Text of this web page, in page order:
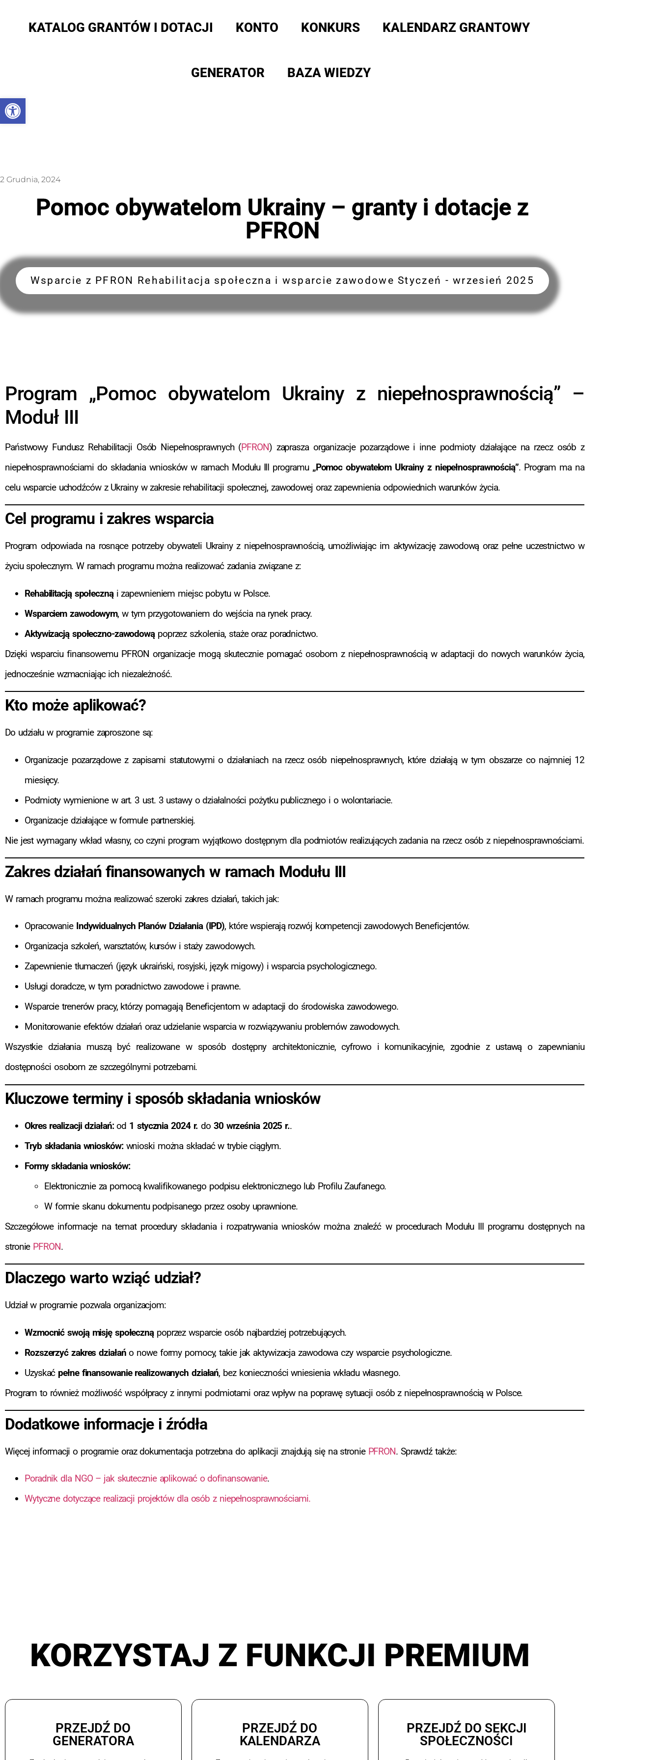
Otwórz pasek narzędzi
KATALOG GRANTÓW I DOTACJI KONTO KONKURS KALENDARZ GRANTOWY
GENERATOR BAZA WIEDZY
2 Grudnia, 2024
Pomoc obywatelom Ukrainy – granty i dotacje z
PFRON
Wsparcie z PFRON Rehabilitacja społeczna i wsparcie zawodowe Styczeń - wrzesień 2025
Program „Pomoc obywatelom Ukrainy z niepełnosprawnością” –
Moduł III
Państwowy Fundusz Rehabilitacji Osób Niepełnosprawnych (PFRON) zaprasza organizacje pozarządowe i inne podmioty działające na rzecz osób z
niepełnosprawnościami do składania wniosków w ramach Modułu III programu „Pomoc obywatelom Ukrainy z niepełnosprawnością”. Program ma na
celu wsparcie uchodźców z Ukrainy w zakresie rehabilitacji społecznej, zawodowej oraz zapewnienia odpowiednich warunków życia.
Cel programu i zakres wsparcia
Program odpowiada na rosnące potrzeby obywateli Ukrainy z niepełnosprawnością, umożliwiając im aktywizację zawodową oraz pełne uczestnictwo w
życiu społecznym. W ramach programu można realizować zadania związane z:
Rehabilitacją społecznąi zapewnieniem miejsc pobytu w Polsce.
Wsparciem zawodowym, w tym przygotowaniem do wejścia na rynek pracy.
Aktywizacją społeczno-zawodowąpoprzez szkolenia, staże oraz poradnictwo.
Dzięki wsparciu finansowemu PFRON organizacje mogą skutecznie pomagać osobom z niepełnosprawnością w adaptacji do nowych warunków życia,
jednocześnie wzmacniając ich niezależność.
Kto może aplikować?
Do udziału w programie zaproszone są:
Organizacje pozarządowe z zapisami statutowymi o działaniach na rzecz osób niepełnosprawnych, które działają w tym obszarze co najmniej 12
miesięcy.
Podmioty wymienione w art. 3 ust. 3 ustawy o działalności pożytku publicznego i o wolontariacie.
Organizacje działające w formule partnerskiej.
Nie jest wymagany wkład własny, co czyni program wyjątkowo dostępnym dla podmiotów realizujących zadania na rzecz osób z niepełnosprawnościami.
Zakres działań finansowanych w ramach Modułu III
W ramach programu można realizować szeroki zakres działań, takich jak:
Opracowanie Indywidualnych Planów Działania (IPD), które wspierają rozwój kompetencji zawodowych Beneficjentów.
Organizacja szkoleń, warsztatów, kursów i staży zawodowych.
Zapewnienie tłumaczeń (język ukraiński, rosyjski, język migowy) i wsparcia psychologicznego.
Usługi doradcze, w tym poradnictwo zawodowe i prawne.
Wsparcie trenerów pracy, którzy pomagają Beneficjentom w adaptacji do środowiska zawodowego.
Monitorowanie efektów działań oraz udzielanie wsparcia w rozwiązywaniu problemów zawodowych.
Wszystkie działania muszą być realizowane w sposób dostępny architektonicznie, cyfrowo i komunikacyjnie, zgodnie z ustawą o zapewnianiu
dostępności osobom ze szczególnymi potrzebami.
Kluczowe terminy i sposób składania wniosków
Okres realizacji działań:od 1 stycznia 2024 r. do 30 września 2025 r..
Tryb składania wniosków:wnioski można składać w trybie ciągłym.
Formy składania wniosków:
Elektronicznie za pomocą kwalifikowanego podpisu elektronicznego lub Profilu Zaufanego.
W formie skanu dokumentu podpisanego przez osoby uprawnione.
Szczegółowe informacje na temat procedury składania i rozpatrywania wniosków można znaleźć w procedurach Modułu III programu dostępnych na
stronie PFRON.
Dlaczego warto wziąć udział?
Udział w programie pozwala organizacjom:
Wzmocnić swoją misję społecznąpoprzez wsparcie osób najbardziej potrzebujących.
Rozszerzyć zakres działańo nowe formy pomocy, takie jak aktywizacja zawodowa czy wsparcie psychologiczne.
Uzyskać pełne finansowanie realizowanych działań, bez konieczności wniesienia wkładu własnego.
Program to również możliwość współpracy z innymi podmiotami oraz wpływ na poprawę sytuacji osób z niepełnosprawnością w Polsce.
Dodatkowe informacje i źródła
Więcej informacji o programie oraz dokumentacja potrzebna do aplikacji znajdują się na stronie PFRON. Sprawdź także:
Poradnik dla NGO – jak skutecznie aplikować o dofinansowanie.
Wytyczne dotyczące realizacji projektów dla osób z niepełnosprawnościami.
KORZYSTAJ Z FUNKCJI PREMIUM
PRZEJDŹ DO
GENERATORA
PRZEJDŹ DO
KALENDARZA
PRZEJDŹ DO SEKCJI
SPOŁECZNOŚCI